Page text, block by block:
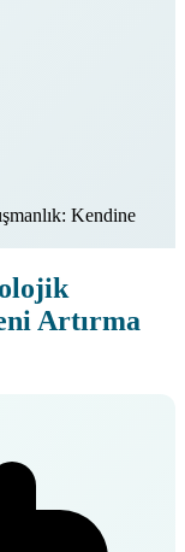
Kendine
Artırma